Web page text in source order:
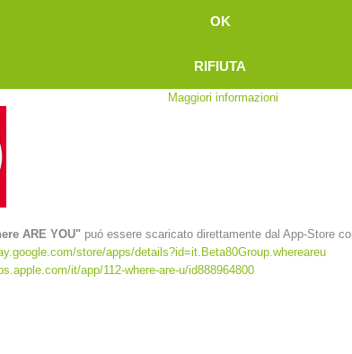
store/apps/details?id=at.tirol_notfall
ARE YOU" puó essere scaricato direttamente dal App-Store
store/apps/details?id=it.Beta80Group.whereareu
it/app/112-where-are-u/id888964800
OK
RIFIUTA
Maggiori informazioni